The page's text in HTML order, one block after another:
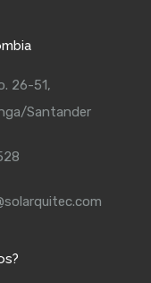
26-51,
Santander